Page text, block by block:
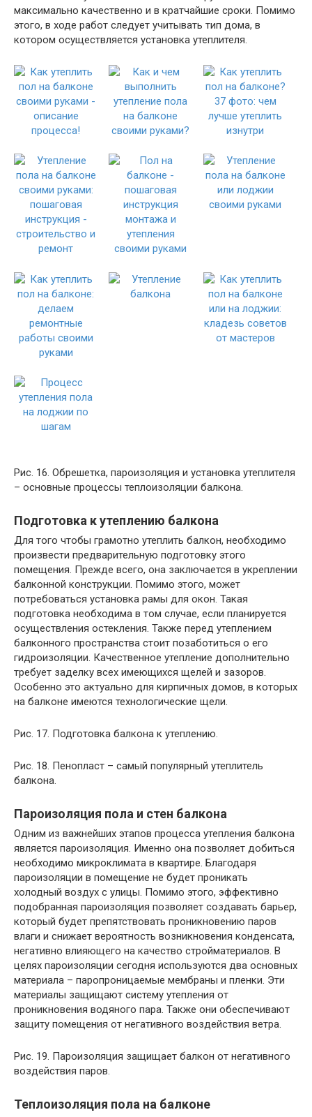
максимально качественно и в кратчайшие сроки. Помимо
этого, в ходе работ следует учитывать тип дома, в
котором осуществляется установка утеплителя.
Рис. 16. Обрешетка, пароизоляция и установка утеплителя
– основные процессы теплоизоляции балкона.
Подготовка к утеплению балкона
Для того чтобы грамотно утеплить балкон, необходимо
произвести предварительную подготовку этого
помещения. Прежде всего, она заключается в укреплении
балконной конструкции. Помимо этого, может
потребоваться установка рамы для окон. Такая
подготовка необходима в том случае, если планируется
осуществления остекления. Также перед утеплением
балконного пространства стоит позаботиться о его
гидроизоляции. Качественное утепление дополнительно
требует заделку всех имеющихся щелей и зазоров.
Особенно это актуально для кирпичных домов, в которых
на балконе имеются технологические щели.
Рис. 17. Подготовка балкона к утеплению.
Рис. 18. Пенопласт – самый популярный утеплитель
балкона.
Пароизоляция пола и стен балкона
Одним из важнейших этапов процесса утепления балкона
является пароизоляция. Именно она позволяет добиться
необходимо микроклимата в квартире. Благодаря
пароизоляции в помещение не будет проникать
холодный воздух с улицы. Помимо этого, эффективно
подобранная пароизоляция позволяет создавать барьер,
который будет препятствовать проникновению паров
влаги и снижает вероятность возникновения конденсата,
негативно влияющего на качество стройматериалов. В
целях пароизоляции сегодня используются два основных
материала – паропроницаемые мембраны и пленки. Эти
материалы защищают систему утепления от
проникновения водяного пара. Также они обеспечивают
защиту помещения от негативного воздействия ветра.
Рис. 19. Пароизоляция защищает балкон от негативного
воздействия паров.
Теплоизоляция пола на балконе